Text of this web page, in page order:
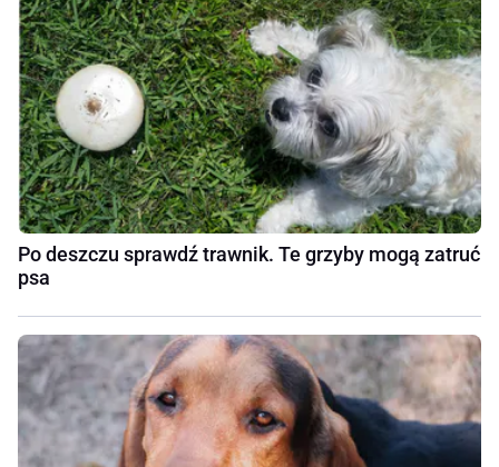
Po deszczu sprawdź trawnik. Te grzyby mogą zatruć
psa